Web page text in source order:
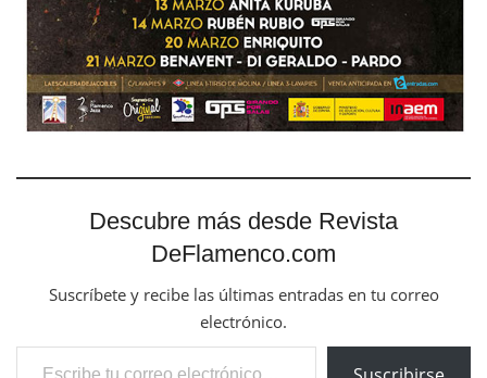
Descubre más desde Revista
DeFlamenco.com
Suscríbete y recibe las últimas entradas en tu correo
electrónico.
Escribe tu correo electrónico…